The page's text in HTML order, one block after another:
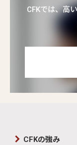
CFKでは、高
CFKの強み